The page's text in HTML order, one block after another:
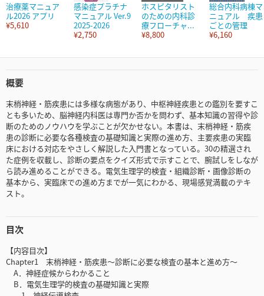
治療薬マニュア
ル2026 アプリ
¥5,610
感染症プラチナ
マニュアル Ver.9
2025-2026
¥2,750
ホスピタリスト
のための内科診
療フローチャ...
¥8,800
総合内科病棟マ
ニュアル 疾患
ごとの管理
¥6,160
概要
末梢神経・筋疾患には多様な病態があり、中枢神経疾患との鑑別を要すこ
とも多いため、脳神経内科医は専門か否かを問わず、基本知識の習得や診
断のためのノウハウを学ぶことが欠かせない。本書は、末梢神経・筋疾
患の診断に必要な各種検査の基礎知識と実際の進め方、主要疾患の実臨
床における対応をやさしく解説した入門書となっている。30の精選され
た症例を収載し、診断の要点をクイズ形式で示すことで、腕試しをしなが
ら読み進めることができる。電気生理学的検査・組織診断・画像診断の
基本から、実臨床での進め方までが一気にわかる、現場感覚満載のテキ
スト。
目次
【内容目次】
Chapter1 末梢神経・筋疾患～診断に必要な検査の基本と進め方～
A．神経症候からわかること
B．電気生理学的検査の基礎知識と実際